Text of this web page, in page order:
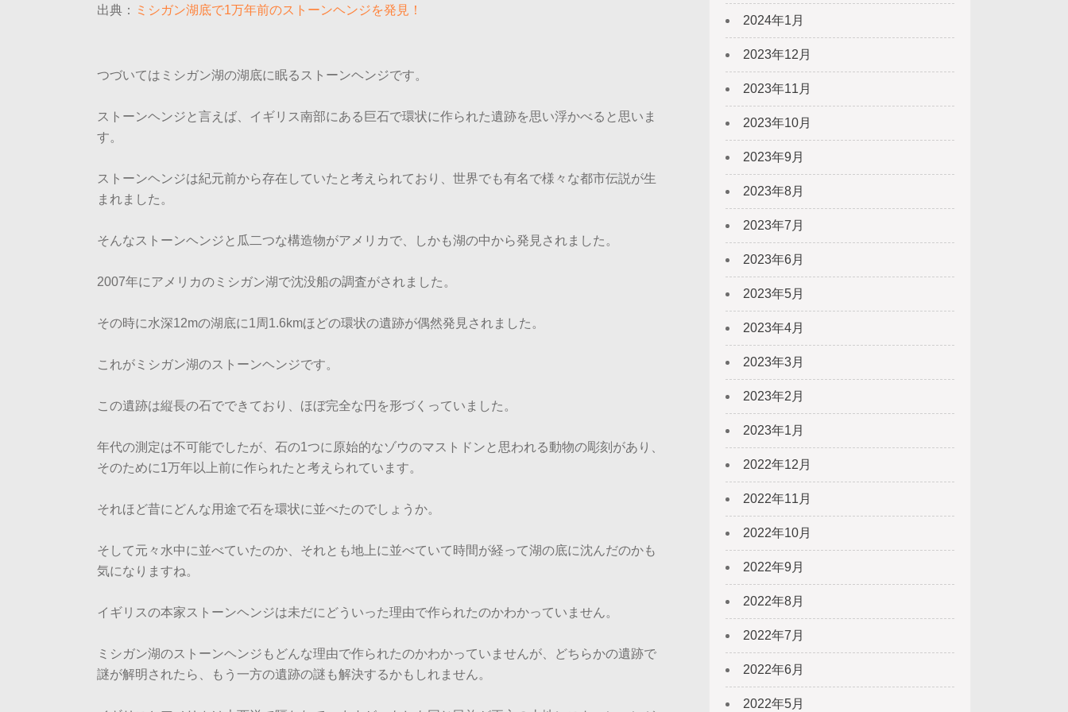
出典： ミシガン湖底で1万年前のストーンヘンジを発見！
つづいてはミシガン湖の湖底に眠るストーンヘンジです。
ストーンヘンジと言えば、イギリス南部にある巨石で環状に作られた遺跡を思い浮かべると思いま
す。
ストーンヘンジは紀元前から存在していたと考えられており、世界でも有名で様々な都市伝説が生
まれました。
そんなストーンヘンジと瓜二つな構造物がアメリカで、しかも湖の中から発見されました。
2007年にアメリカのミシガン湖で沈没船の調査がされました。
その時に水深12mの湖底に1周1.6kmほどの環状の遺跡が偶然発見されました。
これがミシガン湖のストーンヘンジです。
この遺跡は縦長の石でできており、ほぼ完全な円を形づくっていました。
年代の測定は不可能でしたが、石の1つに原始的なゾウのマストドンと思われる動物の彫刻があり、
そのために1万年以上前に作られたと考えられています。
それほど昔にどんな用途で石を環状に並べたのでしょうか。
そして元々水中に並べていたのか、それとも地上に並べていて時間が経って湖の底に沈んだのかも
気になりますね。
イギリスの本家ストーンヘンジは未だにどういった理由で作られたのかわかっていません。
ミシガン湖のストーンヘンジもどんな理由で作られたのかわかっていませんが、どちらかの遺跡で
謎が解明されたら、もう一方の遺跡の謎も解決するかもしれません。
2024年1月
2023年12月
2023年11月
2023年10月
2023年9月
2023年8月
2023年7月
2023年6月
2023年5月
2023年4月
2023年3月
2023年2月
2023年1月
2022年12月
2022年11月
2022年10月
2022年9月
2022年8月
2022年7月
2022年6月
2022年5月